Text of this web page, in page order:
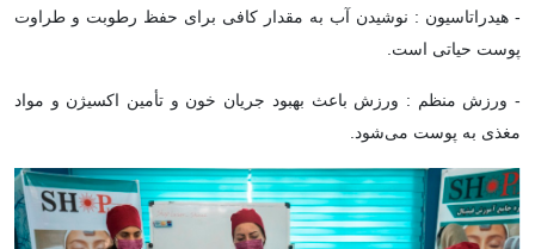
- هیدراتاسیون : نوشیدن آب به مقدار کافی برای حفظ رطوبت و طراوت
پوست حیاتی است.
- ورزش منظم : ورزش باعث بهبود جریان خون و تأمین اکسیژن و مواد
مغذی به پوست می‌شود.